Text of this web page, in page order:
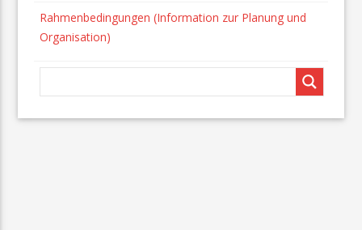
Rahmenbedingungen (Information zur Planung und
Organisation)